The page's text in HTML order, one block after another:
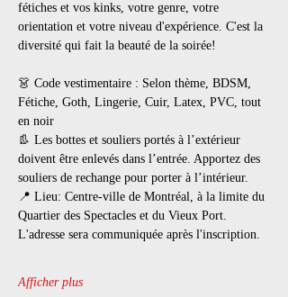
fétiches et vos kinks, votre genre, votre
orientation et votre niveau d'expérience. C'est la
diversité qui fait la beauté de la soirée!
👗 Code vestimentaire : Selon thème, BDSM,
Fétiche, Goth, Lingerie, Cuir, Latex, PVC, tout
en noir
👢 Les bottes et souliers portés à l’extérieur
doivent être enlevés dans l’entrée. Apportez des
souliers de rechange pour porter à l’intérieur.
📍 Lieu: Centre-ville de Montréal, à la limite du
Quartier des Spectacles et du Vieux Port.
L'adresse sera communiquée après l'inscription.
Afficher plus